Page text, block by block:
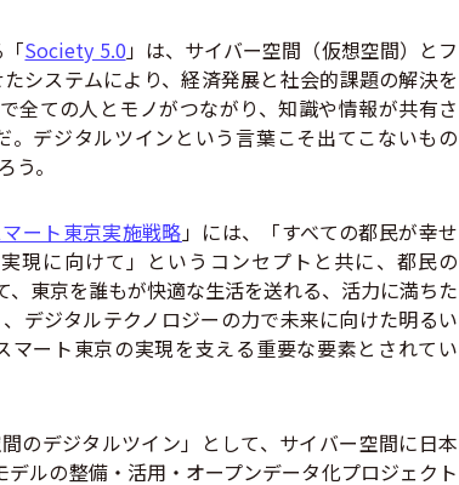
Society 5.0 」は、サイバー空間（仮想空間）とフ
システムにより、経済発展と社会的課題の解決を
全ての人とモノがつながり、知識や情報が共有さ
デジタルツインという言葉こそ出てこないもの
。
ート東京実施戦略 」には、「すべての都民が幸せ
現に向けて」というコンセプトと共に、都民の
東京を誰もが快適な生活を送れる、活力に満ちた
デジタルテクノロジーの力で未来に向けた明るい
マート東京の実現を支える重要な要素とされてい
のデジタルツイン」として、サイバー空間に日本
ルの整備・活用・オープンデータ化プロジェクト